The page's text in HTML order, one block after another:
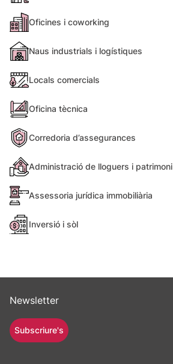
Oficines i coworking
Naus industrials i logístiques
Locals comercials
Oficina tècnica
Corredoria d’assegurances
Administració de lloguers i patrimoni
Assessoria jurídica immobiliària
Inversió i sòl
Newsletter
Subscriure's